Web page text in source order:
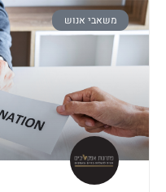
משאבי אנוש